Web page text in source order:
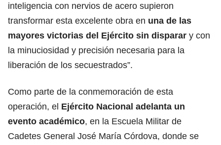
inteligencia con nervios de acero supieron
transformar esta excelente obra en una de las
mayores victorias del Ejército sin disparar y con
la minuciosidad y precisión necesaria para la
liberación de los secuestrados”.
Como parte de la conmemoración de esta
operación, el Ejército Nacional adelanta un
evento académico, en la Escuela Militar de
Cadetes General José María Córdova, donde se